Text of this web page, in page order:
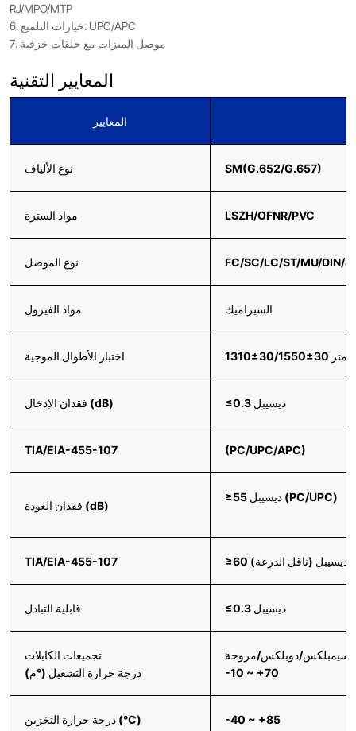
RJ/MPO/MTP
6. خيارات التلميع: UPC/APC
7. موصل الميزات مع حلقات خزفية
المعايير التقنية
المعايير
نوع الألياف SM(G.652/G.657)
مواد السترة LSZH/OFNR/PVC
نوع الموصل FC/SC/LC/ST/MU/DIN/
مواد الفيرول السيراميك
اختبار الأطوال الموجية
فقدان الإدخال (dB) ≤0.3 ديسيبل
TIA/EIA-455-107 (PC/UPC/APC)
فقدان العودة (dB)
≥55 ديسيبل (PC/UPC)
TIA/EIA-455-107 ≥60 ديسيبل (ناقل الدرعة)
قابلية التبادل ≤0.3 ديسيبل
تجميعات الكابلات
درجة حرارة التشغيل (°م)
سيمبلكس/دوبلكس/مروحة
-10 ~ +70
درجة حرارة التخزين (°C) -40 ~ +85